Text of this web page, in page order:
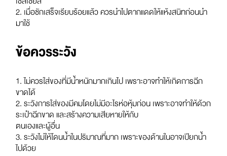
2. เมื่อซักเสร็จเรียบร้อยแล้ว ควรนำไปตากแดดให้แห้งสนิทก่อนนำ
มาใช้
ข้อควรระวัง
1. ไม่ควรใส่ของที่มีน้ำหนักมากเกินไป เพราะอาจทำให้เกิดการฉีก
ขาดได้
2. ระวังการใส่ของมีคมโดยไม่มีอะไรห่อหุ้มก่อน เพราะอาจทำให้ด้วก
ระเป๋าฉีกขาด และสร้างความเสียหายให้กับ
ตนเองและผู้อื่น
3. ระวังไม่ให้โดนน้ำในปริมาณที่มาก เพราะของด้านในอาจเปียกน้ำ
ไปด้วย